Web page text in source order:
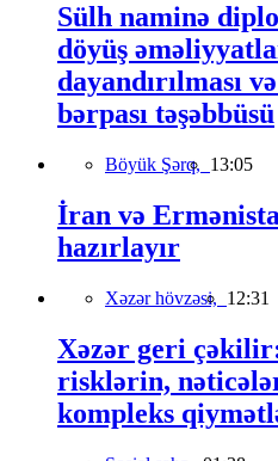
Sülh naminə
döyüş
dayandırılması
bərpası təşəbbüsü
Böyük Şərq, 13:05
İran və
hazırlayır
Xəzər hövzəsi, 12:31
Xəzər geri
risklərin,
kompleks